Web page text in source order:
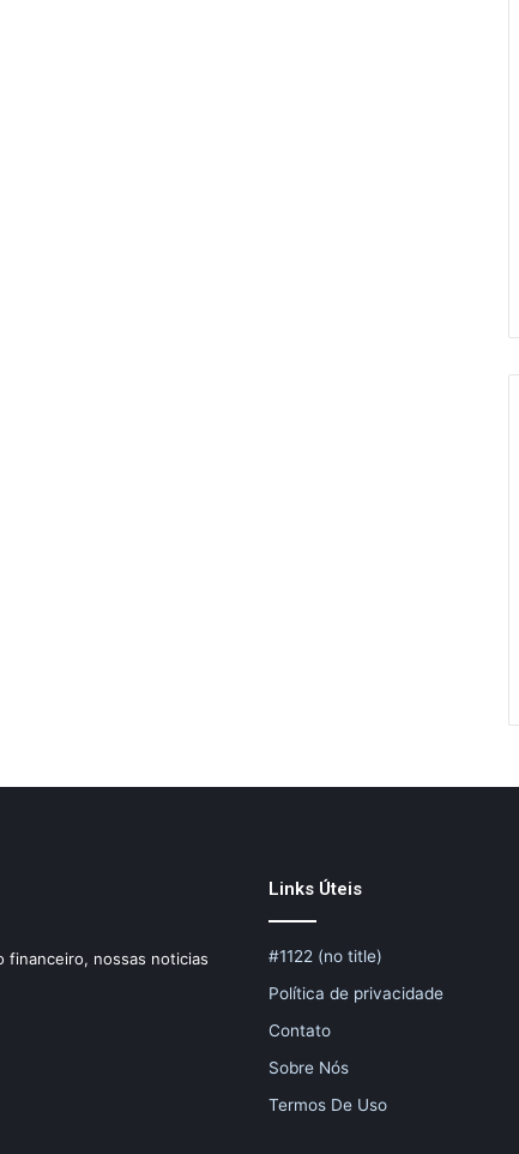
financeiro, nossas noticias
Links Úteis
#1122 (no title)
Política de privacidade
Contato
Sobre Nós
Termos De Uso